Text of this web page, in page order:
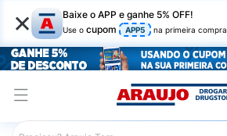
× Baixe o APP e ganhe 5% OFF!
Use o cupom APP5 na primeira compra